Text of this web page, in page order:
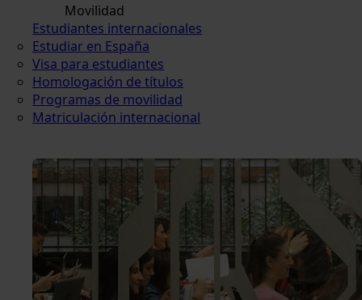
Movilidad
Estudiantes internacionales
Estudiar en España
Visa para estudiantes
Homologación de títulos
Programas de movilidad
Matriculación internacional